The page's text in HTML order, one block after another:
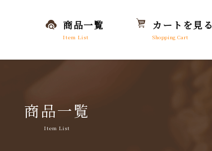
商品一覧
Item List
カートを見る
Shopping Cart
商品一覧
Item List